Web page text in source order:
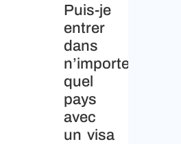
Puis-je
entrer
dans
n’importe
quel
pays
avec
un visa